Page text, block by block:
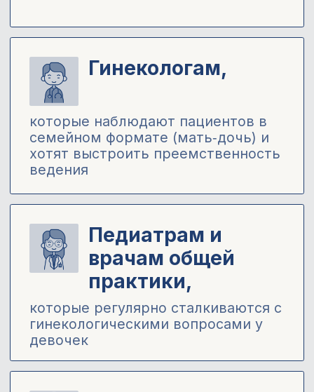
которые хотят сразу освоить
доказательный подход и избежать
ошибок в работе